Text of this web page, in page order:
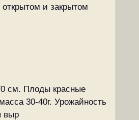
и закрытом
см. Плоды красные
30-40г. Урожайность
выр